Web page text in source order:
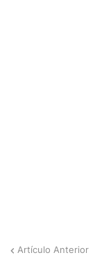
Artículo Anterior